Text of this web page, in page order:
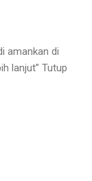
amankan di
lanjut” Tutup